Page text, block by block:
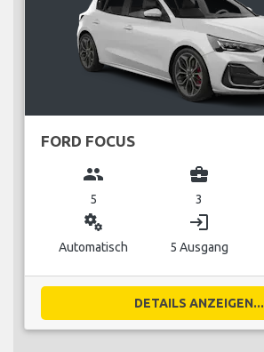
FORD FOCUS
group
5
business_center
3
miscellaneous_services
Automatisch
login
5 Ausgang
DETAILS ANZEIGEN...